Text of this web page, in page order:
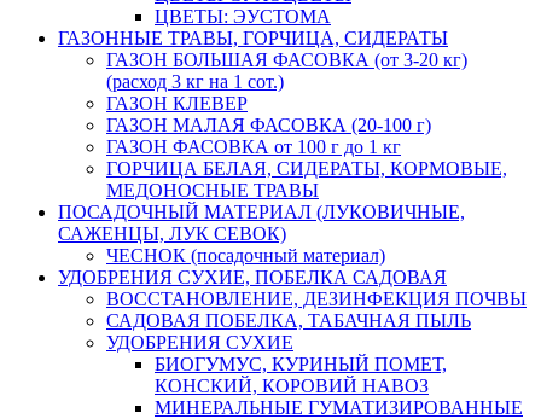
ЦВЕТЫ: ЭУСТОМА
ГАЗОННЫЕ ТРАВЫ, ГОРЧИЦА, СИДЕРАТЫ
ГАЗОН БОЛЬШАЯ ФАСОВКА (от 3-20 кг)
(расход 3 кг на 1 сот.)
ГАЗОН КЛЕВЕР
ГАЗОН МАЛАЯ ФАСОВКА (20-100 г)
ГАЗОН ФАСОВКА от 100 г до 1 кг
ГОРЧИЦА БЕЛАЯ, СИДЕРАТЫ, КОРМОВЫЕ,
МЕДОНОСНЫЕ ТРАВЫ
ПОСАДОЧНЫЙ МАТЕРИАЛ (ЛУКОВИЧНЫЕ,
САЖЕНЦЫ, ЛУК СЕВОК)
ЧЕСНОК (посадочный материал)
УДОБРЕНИЯ СУХИЕ, ПОБЕЛКА САДОВАЯ
ВОССТАНОВЛЕНИЕ, ДЕЗИНФЕКЦИЯ ПОЧВЫ
САДОВАЯ ПОБЕЛКА, ТАБАЧНАЯ ПЫЛЬ
УДОБРЕНИЯ СУХИЕ
БИОГУМУС, КУРИНЫЙ ПОМЕТ,
КОНСКИЙ, КОРОВИЙ НАВОЗ
МИНЕРАЛЬНЫЕ ГУМАТИЗИРОВАННЫЕ